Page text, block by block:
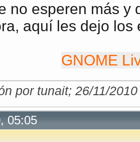
no esperen más y
aquí les dejo los
GNOME
por tunait; 26/11/
05:05